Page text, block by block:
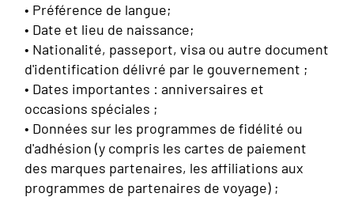
• Préférence de langue;
• Date et lieu de naissance;
• Nationalité, passeport, visa ou autre document
d'identification délivré par le gouvernement ;
• Dates importantes : anniversaires et
occasions spéciales ;
• Données sur les programmes de fidélité ou
d'adhésion (y compris les cartes de paiement
des marques partenaires, les affiliations aux
programmes de partenaires de voyage) ;